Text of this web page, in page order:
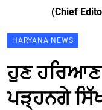
(Chief
HARYANA NEWS
ਹੁਣ
ਪੜ੍ਹਨਗੇ